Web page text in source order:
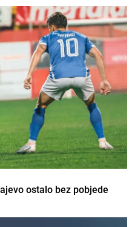
ostalo bez pobjede